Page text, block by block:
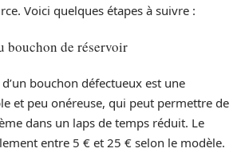
Voici quelques étapes à suivre :
bouchon de réservoir
bouchon défectueux est une
et peu onéreuse, qui peut permettre de
dans un laps de temps réduit. Le
entre 5 € et 25 € selon le modèle.